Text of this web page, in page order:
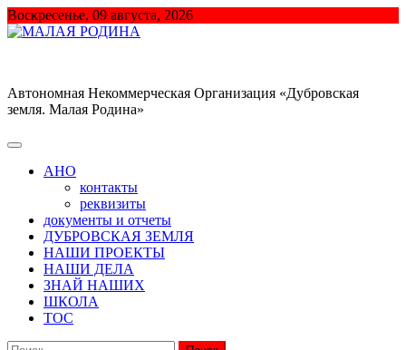
Перейти
к
Воскресенье, 09 августа, 2026
Автономная Некоммерческая Организация «Дубровская
земля. Малая Родина»
АНО
контакты
реквизиты
документы и отчеты
ДУБРОВСКАЯ ЗЕМЛЯ
НАШИ ПРОЕКТЫ
НАШИ ДЕЛА
ЗНАЙ НАШИХ
ШКОЛА
ТОС